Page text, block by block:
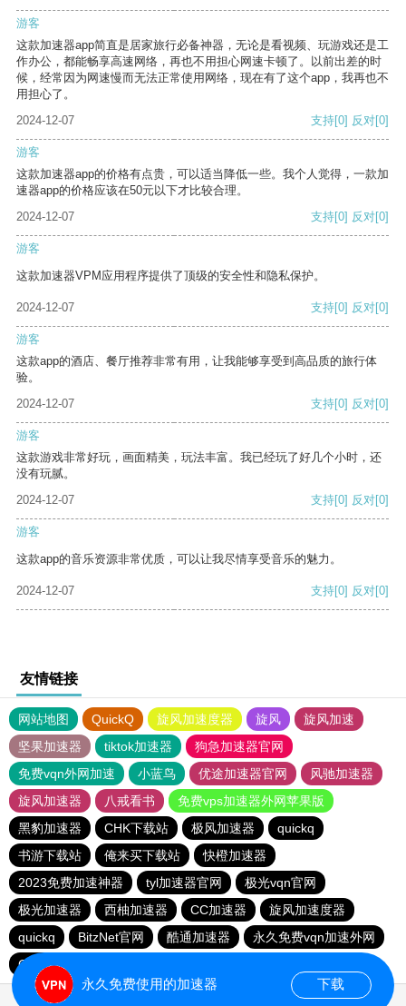
游客
这款加速器app简直是居家旅行必备神器，无论是看视频、玩游戏还是工
作办公，都能畅享高速网络，再也不用担心网速卡顿了。以前出差的时
候，经常因为网速慢而无法正常使用网络，现在有了这个app，我再也不
用担心了。
2024-12-07
支持[0] 反对[0]
游客
这款加速器app的价格有点贵，可以适当降低一些。我个人觉得，一款加
速器app的价格应该在50元以下才比较合理。
2024-12-07
支持[0] 反对[0]
游客
这款加速器VPM应用程序提供了顶级的安全性和隐私保护。
2024-12-07 支持[0] 反对[0]
游客
这款app的酒店、餐厅推荐非常有用，让我能够享受到高品质的旅行体
验。
2024-12-07
支持[0] 反对[0]
游客
这款游戏非常好玩，画面精美，玩法丰富。我已经玩了好几个小时，还
没有玩腻。
2024-12-07
支持[0] 反对[0]
游客
这款app的音乐资源非常优质，可以让我尽情享受音乐的魅力。
2024-12-07 支持[0] 反对[0]
友情链接
网站地图 QuickQ 旋风加速度器 旋风
旋风加速
坚果加速器
tiktok加速器
狗急加速器官网
免费vqn外网加速
小蓝鸟 优途加速器官网
风驰加速器
旋风加速器
八戒看书
免费vps加速器外网苹果版
黑豹加速器
CHK下载站 极风加速器
quickq
书游下载站
俺来买下载站
快橙加速器
2023免费加速神器
tyl加速器官网
极光vqn官网
极光加速器
西柚加速器 CC加速器
旋风加速度器
quickq
BitzNet官网 酷通加速器
永久免费vqn加速外网
CHK下载站
永久免费使用的加速器 下载